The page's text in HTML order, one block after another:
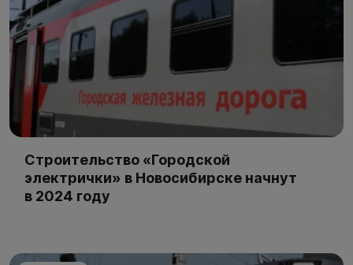
Строительство «Городской
электрички» в Новосибирске начнут
в 2024 году